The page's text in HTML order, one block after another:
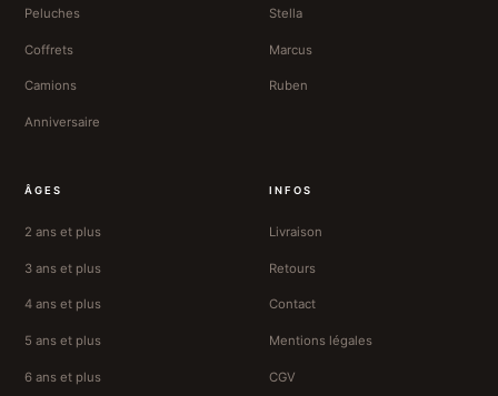
Peluches
Coffrets
Camions
Anniversaire
Stella
Marcus
Ruben
ÂGES
2 ans et plus
3 ans et plus
4 ans et plus
5 ans et plus
6 ans et plus
INFOS
Livraison
Retours
Contact
Mentions légales
CGV